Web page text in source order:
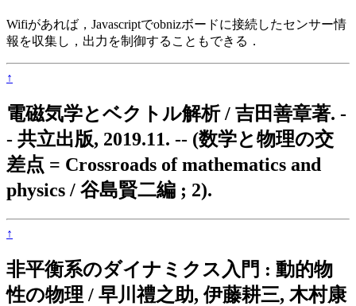
Wifiがあれば，Javascriptでobnizボードに接続したセンサー情
報を収集し，出力を制御することもできる．
↑
電磁気学とベクトル解析 / 吉田善章著. -
- 共立出版, 2019.11. -- (数学と物理の交
差点 = Crossroads of mathematics and
physics / 谷島賢二編 ; 2).
↑
非平衡系のダイナミクス入門 : 動的物
性の物理 / 早川禮之助, 伊藤耕三, 木村康